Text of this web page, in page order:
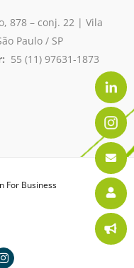
878 – conj. 22 | Vila
Paulo / SP
55 (11) 97631-1873
For Business
Instagram